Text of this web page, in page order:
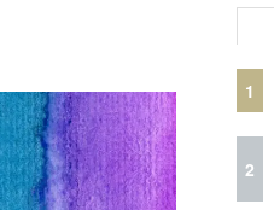
1
2